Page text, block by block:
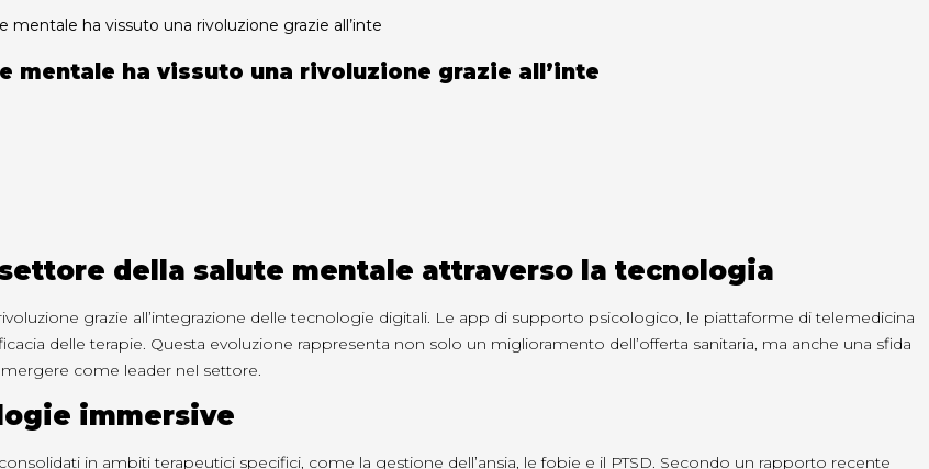
ha vissuto una rivoluzione grazie all’inte
ha vissuto una rivoluzione grazie all’inte
della salute mentale attraverso la tecnologia
grazie all’integrazione delle tecnologie digitali. Le app di supporto psicologico, le piattaforme di telemedicina
delle terapie. Questa evoluzione rappresenta non solo un miglioramento dell’offerta sanitaria, ma anche una sfida
come leader nel settore.
immersive
in ambiti terapeutici specifici, come la gestione dell’ansia, le fobie e il PTSD. Secondo un rapporto recente